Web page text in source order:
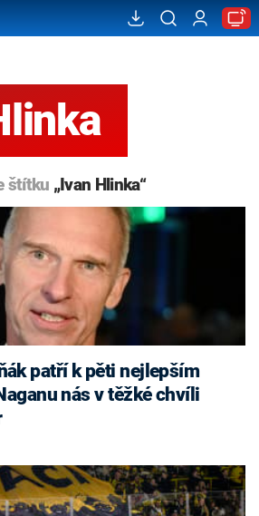
štítku „Ivan Hlinka“
nás v těžké chvíli